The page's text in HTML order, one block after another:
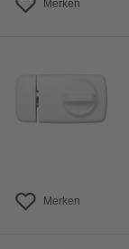
Merken
Merken